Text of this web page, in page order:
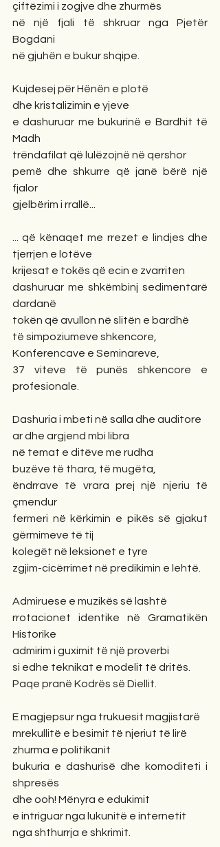
çiftëzimi i zogjve dhe zhurmës
në një fjali të shkruar nga Pjetër
Bogdani
në gjuhën e bukur shqipe.
Kujdesej për Hënën e plotë
dhe kristalizimin e yjeve
e dashuruar me bukurinë e Bardhit të
Madh
trëndafilat që lulëzojnë në qershor
pemë dhe shkurre që janë bërë një
fjalor
gjelbërim i rrallë...
... që kënaqet me rrezet e lindjes dhe
tjerrjen e lotëve
krijesat e tokës që ecin e zvarriten
dashuruar me shkëmbinj sedimentarë
dardanë
tokën që avullon në slitën e bardhë
të simpoziumeve shkencore,
Konferencave e Seminareve,
37 viteve të punës shkencore e
profesionale.
Dashuria i mbeti në salla dhe auditore
ar dhe argjend mbi libra
në temat e ditëve me rudha
buzëve të thara, të mugëta,
ëndrrave të vrara prej një njeriu të
çmendur
fermeri në kërkimin e pikës së gjakut
gërmimeve të tij
kolegët në leksionet e tyre
zgjim-cicërrimet në predikimin e lehtë.
Admiruese e muzikës së lashtë
rrotacionet identike në Gramatikën
Historike
admirim i guximit të një proverbi
si edhe teknikat e modelit të dritës.
Paqe pranë Kodrës së Diellit.
E magjepsur nga trukuesit magjistarë
mrekullitë e besimit të njeriut të lirë
zhurma e politikanit
bukuria e dashurisë dhe komoditeti i
shpresës
dhe ooh! Mënyra e edukimit
e intriguar nga lukunitë e internetit
nga shthurrja e shkrimit.